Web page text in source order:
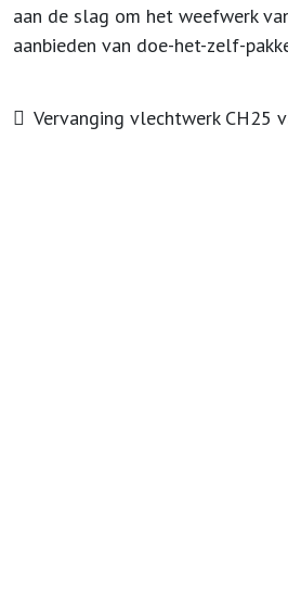
aan de slag om het weefwerk
aanbieden van doe-het-zelf-
Vervanging vlechtwerk CH25